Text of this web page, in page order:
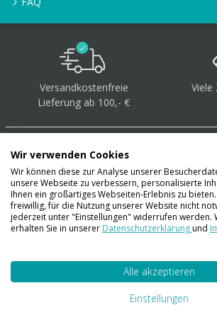
Versandkostenfreie
Lieferung ab 100,- €
Viele
Über 40.000 Artikel auf
Lager
Wir verwenden Cookies
Wir können diese zur Analyse unserer
unsere Webseite zu verbessern, personalisierte
Ihnen ein großartiges Webseiten-Erlebnis zu
freiwillig, für die Nutzung unserer Website nicht
jederzeit unter "Einstellungen" widerrufen werden.
erhalten Sie in unserer Datenschutzerklärungund
Alle akzeptieren
Einstellungen